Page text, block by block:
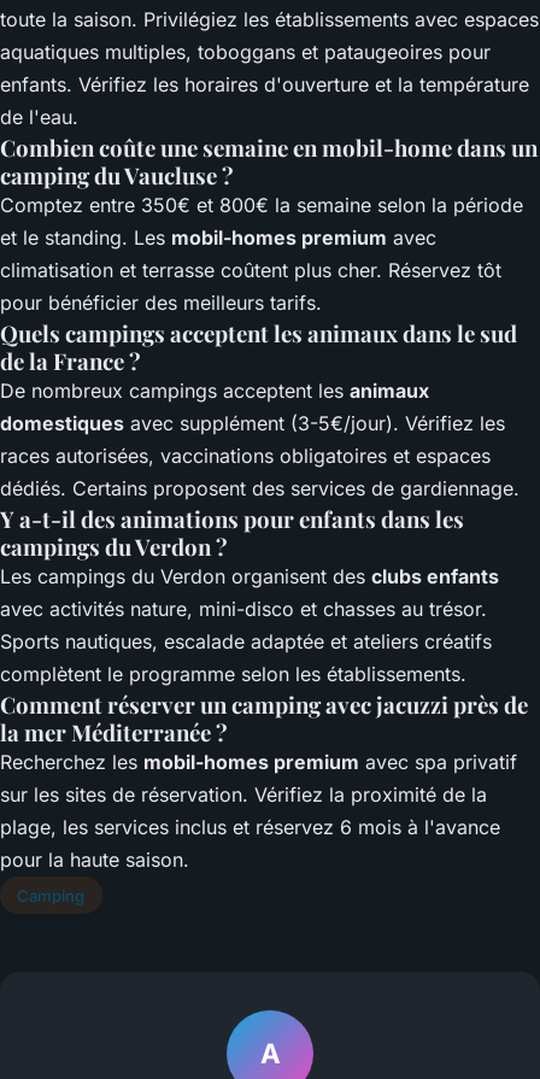
toute la saison. Privilégiez les établissements avec espaces
aquatiques multiples, toboggans et pataugeoires pour
enfants. Vérifiez les horaires d'ouverture et la température
de l'eau.
Combien coûte une semaine en mobil-home dans un
camping du Vaucluse ?
Comptez entre 350€ et 800€ la semaine selon la période
et le standing. Les mobil-homes premium avec
climatisation et terrasse coûtent plus cher. Réservez tôt
pour bénéficier des meilleurs tarifs.
Quels campings acceptent les animaux dans le sud
de la France ?
De nombreux campings acceptent les animaux
domestiques avec supplément (3-5€/jour). Vérifiez les
races autorisées, vaccinations obligatoires et espaces
dédiés. Certains proposent des services de gardiennage.
Y a-t-il des animations pour enfants dans les
campings du Verdon ?
Les campings du Verdon organisent des clubs enfants
avec activités nature, mini-disco et chasses au trésor.
Sports nautiques, escalade adaptée et ateliers créatifs
complètent le programme selon les établissements.
Comment réserver un camping avec jacuzzi près de
la mer Méditerranée ?
Recherchez les mobil-homes premium avec spa privatif
sur les sites de réservation. Vérifiez la proximité de la
plage, les services inclus et réservez 6 mois à l'avance
pour la haute saison.
Camping
A